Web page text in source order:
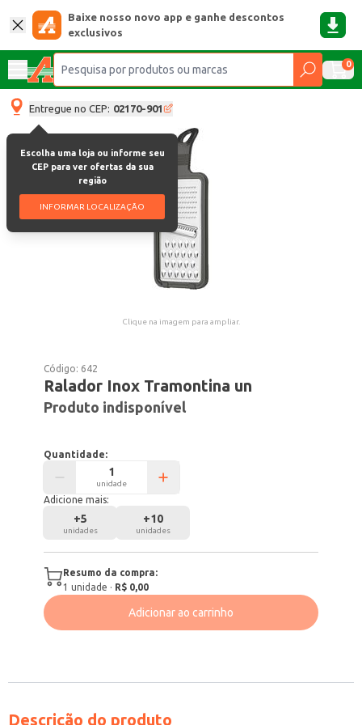
Baixe nosso novo app e ganhe descontos
exclusivos
0
Entregue no CEP: 02170-901
Escolha uma loja ou informe seu
CEP para ver ofertas da sua
região
INFORMAR LOCALIZAÇÃO
Clique na imagem para ampliar.
Código: 642
Ralador Inox Tramontina un
Produto indisponível
Quantidade:
unidade
Adicione mais:
+5
unidades
+10
unidades
Resumo da compra:
1 unidade · R$ 0,00
Adicionar ao carrinho
Descrição do produto